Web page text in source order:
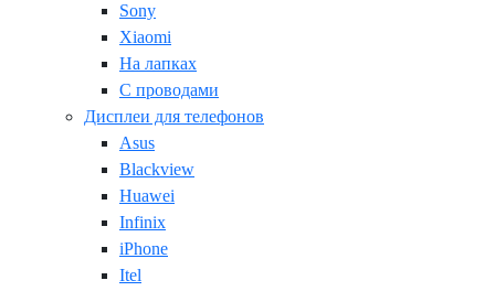
Sony
Xiaomi
На лапках
С проводами
Дисплеи для телефонов
Asus
Blackview
Huawei
Infinix
iPhone
Itel